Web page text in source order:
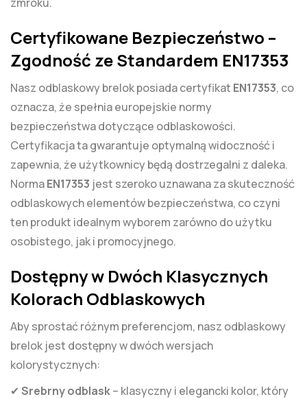
Certyfikowane Bezpieczeństwo –
Zgodność ze Standardem EN17353
Nasz odblaskowy brelok posiada certyfikat EN17353, co
oznacza, że spełnia europejskie normy
bezpieczeństwa dotyczące odblaskowości.
Certyfikacja ta gwarantuje optymalną widoczność i
zapewnia, że użytkownicy będą dostrzegalni z daleka.
NormaEN17353 jest szeroko uznawana za skuteczność
odblaskowych elementów bezpieczeństwa, co czyni
ten produkt idealnym wyborem zarówno do użytku
osobistego, jak i promocyjnego.
Dostępny w Dwóch Klasycznych
Kolorach Odblaskowych
Aby sprostać różnym preferencjom, nasz odblaskowy
brelok jest dostępny w dwóch wersjach
kolorystycznych:
✔Srebrny odblask– klasyczny i elegancki kolor, który